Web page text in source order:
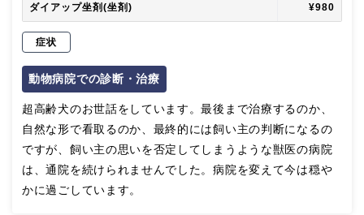
ダイアップ坐剤(坐剤) ¥980
症状
動物病院での診断・治療
超高齢犬のお世話をしています。最後まで治療するのか、
自然な形で看取るのか、最終的には飼い主の判断になるの
ですが、飼い主の思いを否定してしまうような獣医の病院
は、通院を続けられませんでした。病院を変えて今は穏や
かに過ごしています。